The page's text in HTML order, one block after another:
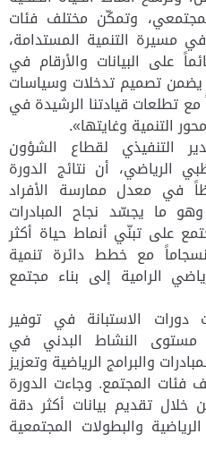
وتمكّن مختلف فئات
مسيرة التنمية المستدامة،
على البيانات والأرقام في
يضمن تصميم تدخلات وسياسات
مع تطلعات قيادتنا الرشيدة في
التنمية وغايتها».
التنفيذي لقطاع الشؤون
الرياضي، أن نتائج الدورة
في معدل ممارسة الأفراد
ما يجسّد نجاح المبادرات
على تبنّي أنماط حياة أكثر
مع خطط دائرة تنمية
الرامية إلى بناء مجتمع
الاستبانة في توفير
النشاط البدني في
والبرامج الرياضية وتعزيز
فئات المجتمع. وجاءت الدورة
خلال تقديم بيانات أكثر دقة
والبطولات المجتمعية